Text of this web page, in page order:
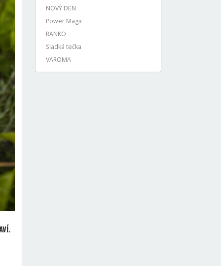
NOVÝ DEN
Power Magic
RANKO
Sladká tečka
VAROMA